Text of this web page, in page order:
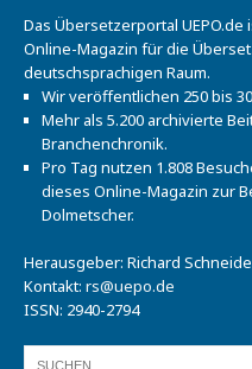
Das Übersetzerportal
Online-Magazin für die
deutschsprachigen Raum.
Wir veröffentlichen 250 bis
Mehr als 5.200 archivierte
Branchenchronik.
Pro Tag nutzen 1.808
dieses Online-Magazin zur
Dolmetscher.
Herausgeber: Richard
Kontakt: rs@uepo.de
ISSN: 2940-2794